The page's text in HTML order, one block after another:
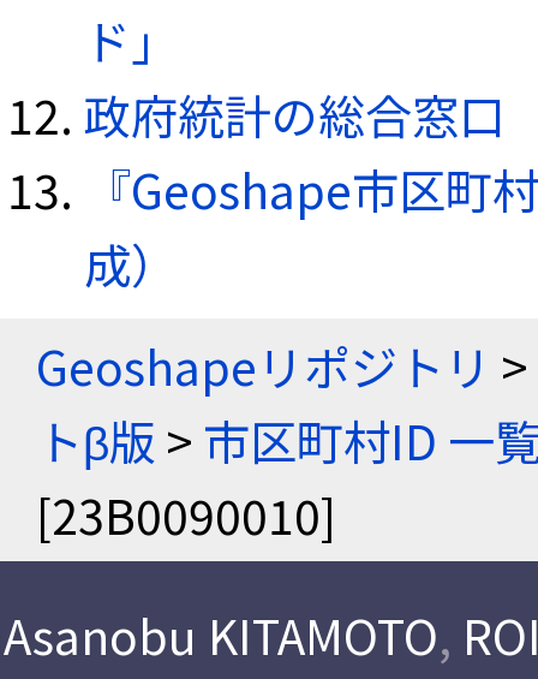
ド」
政府統計の総合窓口
『Geoshape市区町
成）
Geoshapeリポジトリ >
トβ版 > 市区町村ID 一
[23B0090010]
Asanobu KITAMOTO,